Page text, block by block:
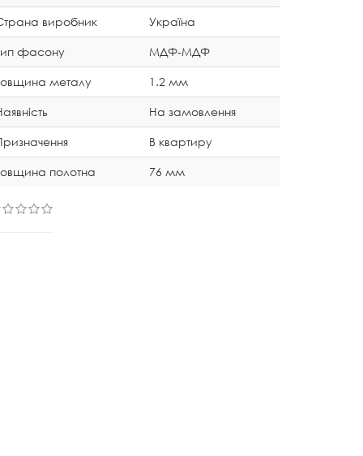
виробник
Україна
фасону
МДФ-МДФ
металу
1.2 мм
На замовлення
В квартиру
полотна
76 мм